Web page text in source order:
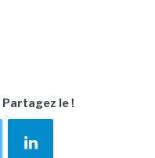
Partagez le !